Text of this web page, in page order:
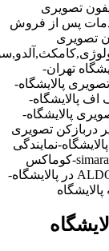
تصویری
,خدمات پس از فروش
تصویری
تهران-
پالایشگاه-
اف پالایشگاه-
پالایشگاه-
دربازکن تصویری
نمایندگی
آیفون تصویری تابا-tabaالکتروپیک,سیماران-simaran-کوماکس
commax-کامکس camax-سوزوکی suzuki-آلدو ALDO در پالایشگاه-